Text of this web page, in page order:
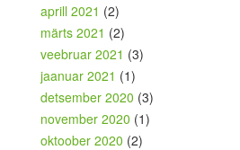
aprill 2021 (2)
märts 2021 (2)
veebruar 2021 (3)
jaanuar 2021 (1)
detsember 2020 (3)
november 2020 (1)
oktoober 2020 (2)